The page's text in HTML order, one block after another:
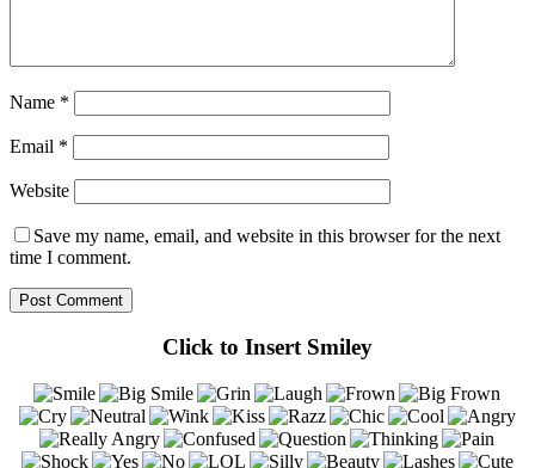
Name *
Email *
Website
Save my name, email, and website in this browser for the next
time I comment.
Click to Insert Smiley